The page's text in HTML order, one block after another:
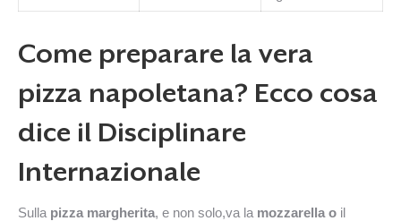
Come preparare la vera
pizza napoletana? Ecco cosa
dice il Disciplinare
Internazionale
Sulla pizza margherita, e non solo,va la mozzarella o il